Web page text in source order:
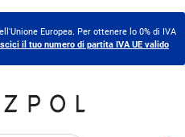
Europea. Per ottenere lo 0% di IVA
il tuo numero di partita IVA UE valido